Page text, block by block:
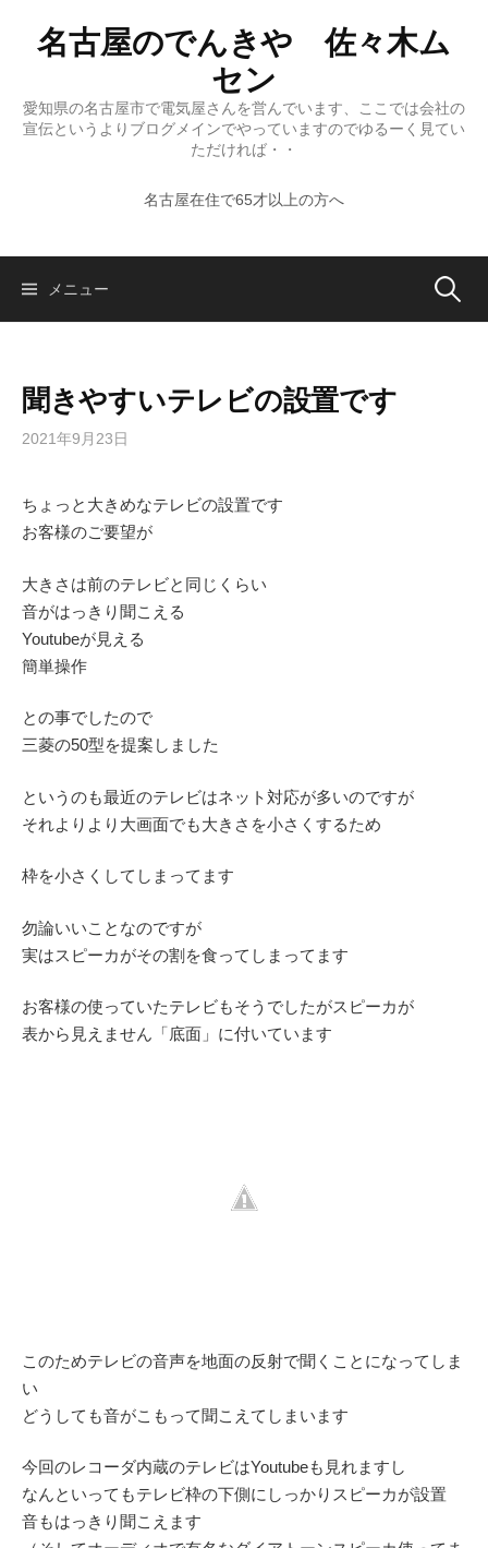
プ
名古屋のでんきや 佐々木ム
セン
愛知県の名古屋市で電気屋さんを営んでいます、ここでは会社の
宣伝というよりブログメインでやっていますのでゆるーく見てい
ただければ・・
名古屋在住で65才以上の方へ
メニュー 検
聞きやすいテレビの設置です
2021年9月23日
ちょっと大きめなテレビの設置です
お客様のご要望が
大きさは前のテレビと同じくらい
音がはっきり聞こえる
Youtubeが見える
簡単操作
との事でしたので
三菱の50型を提案しました
というのも最近のテレビはネット対応が多いのですが
それよりより大画面でも大きさを小さくするため
枠を小さくしてしまってます
勿論いいことなのですが
実はスピーカがその割を食ってしまってます
お客様の使っていたテレビもそうでしたがスピーカが
表から見えません「底面」に付いています
このためテレビの音声を地面の反射で聞くことになってしま
い
どうしても音がこもって聞こえてしまいます
今回のレコーダ内蔵のテレビはYoutubeも見れますし
なんといってもテレビ枠の下側にしっかりスピーカが設置
音もはっきり聞こえます